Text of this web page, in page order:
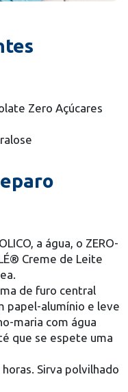
Zero Açúcares
a água, o ZERO-
Creme de Leite
de furo central
papel-alumínio e leve
maria com água
que se espete uma
Sirva polvilhado